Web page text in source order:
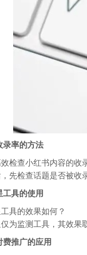
录率的方法
检查小红书内容的收
先检查话题是否被收
工具的使用
具的效果如何？
为监测工具，其效果
费推广的应用